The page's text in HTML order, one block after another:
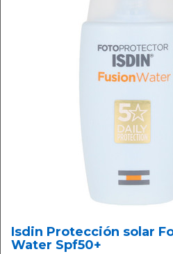
Isdin Protección solar
Water Spf50+